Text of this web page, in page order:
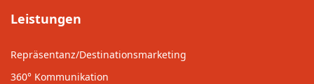
Leistungen
Repräsentanz/Destinationsmarketing
360° Kommunikation